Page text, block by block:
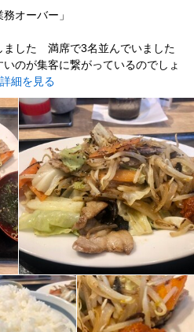
オーバー」
ました 満席で3名並んでいました
のが集客に繋がっているのでしょ
詳細を見る